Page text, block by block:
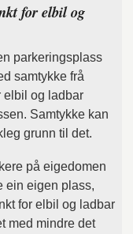
for elbil og
parkeringsplass
samtykke frå
elbil og ladbar
Samtykke kan
grunn til det.
på eigedomen
ein eigen plass,
for elbil og ladbar
med mindre det